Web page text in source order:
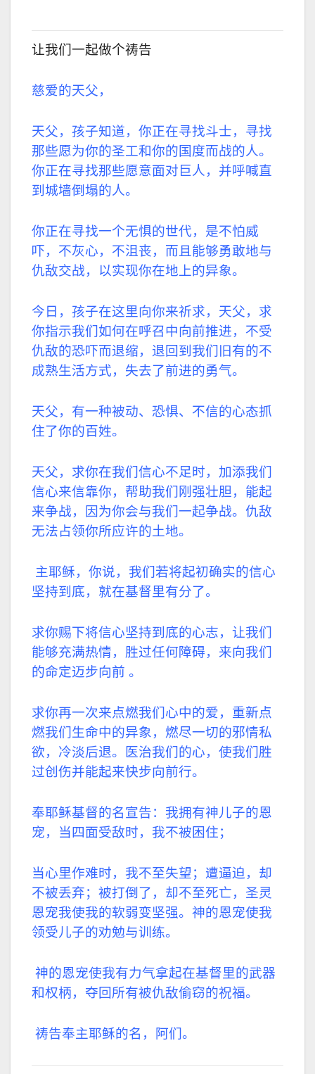
让我们一起做个祷告
慈爱的天父，
天父，孩子知道，你正在寻找斗士，寻找
那些愿为你的圣工和你的国度而战的人。
你正在寻找那些愿意面对巨人，并呼喊直
到城墙倒塌的人。
你正在寻找一个无惧的世代，是不怕威
吓，不灰心，不沮丧，而且能够勇敢地与
仇敌交战，以实现你在地上的异象。
今日，孩子在这里向你来祈求，天父，求
你指示我们如何在呼召中向前推进，不受
仇敌的恐吓而退缩，退回到我们旧有的不
成熟生活方式，失去了前进的勇气。
天父，有一种被动、恐惧、不信的心态抓
住了你的百姓。
天父，求你在我们信心不足时，加添我们
信心来信靠你，帮助我们刚强壮胆，能起
来争战，因为你会与我们一起争战。仇敌
无法占领你所应许的土地。
主耶稣，你说，我们若将起初确实的信心
坚持到底，就在基督里有分了。
求你赐下将信心坚持到底的心志，让我们
能够充满热情，胜过任何障碍，来向我们
的命定迈步向前 。
求你再一次来点燃我们心中的爱，重新点
燃我们生命中的异象，燃尽一切的邪情私
欲，冷淡后退。医治我们的心，使我们胜
过创伤并能起来快步向前行。
奉耶稣基督的名宣告：我拥有神儿子的恩
宠，当四面受敌时，我不被困住；
当心里作难时，我不至失望；遭逼迫，却
不被丢弃；被打倒了，却不至死亡，圣灵
恩宠我使我的软弱变坚强。神的恩宠使我
领受儿子的劝勉与训练。
神的恩宠使我有力气拿起在基督里的武器
和权柄，夺回所有被仇敌偷窃的祝福。
祷告奉主耶稣的名，阿们。